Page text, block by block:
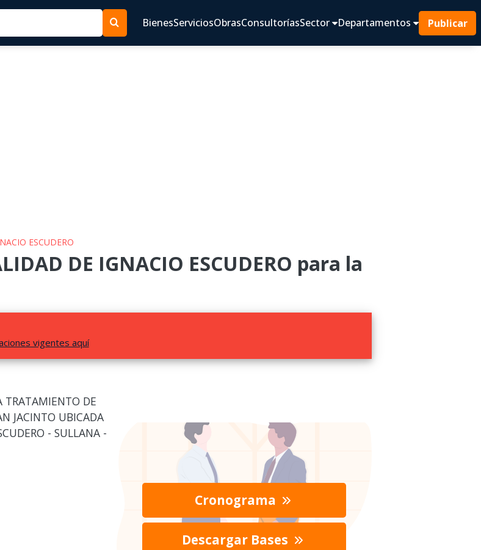
BienesServiciosObrasConsultoríasSector Departamentos Publicar
ESCUDERO
DE IGNACIO ESCUDERO para la
vigentes aquí
TRATAMIENTO DE
JACINTO UBICADA
- SULLANA -
Cronograma
Descargar Bases